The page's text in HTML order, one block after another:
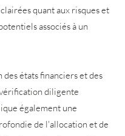
quant aux risques et
associés à un
des états financiers et des
diligente
également une
de l'allocation et de